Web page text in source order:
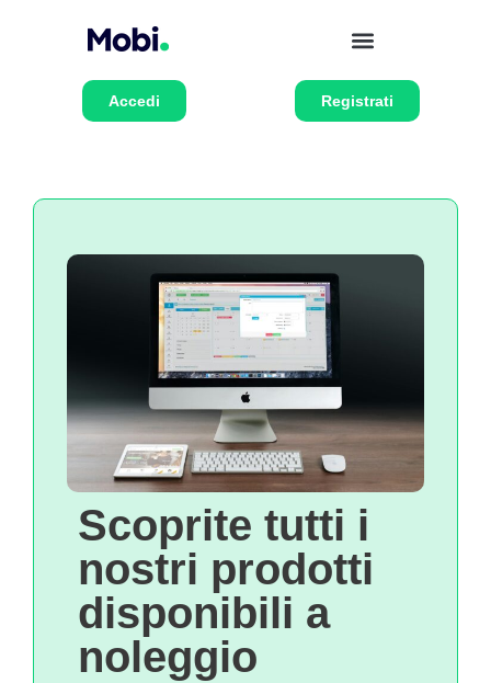
Accedi Registrati
Scoprite tutti i
nostri prodotti
disponibili a
noleggio